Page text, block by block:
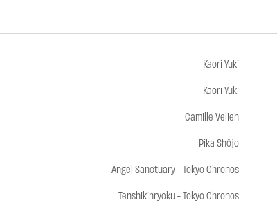
Kaori Yuki
Kaori Yuki
Camille Velien
Pika Shôjo
Angel Sanctuary - Tokyo Chronos
Tenshikinryoku - Tokyo Chronos